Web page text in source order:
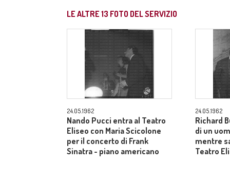
LE ALTRE13 FOTO DEL SERVIZIO
24.05.1962
Nando Pucci entra al Teatro
Eliseo con Maria Scicolone
per il concerto di Frank
Sinatra - piano americano
24.05.1962
Richard
di un
mentre
Teatro